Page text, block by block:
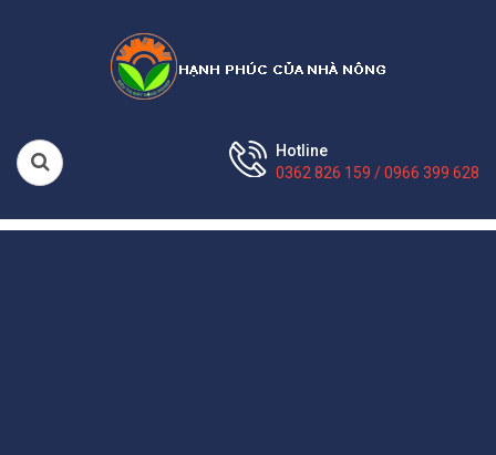
Hotline
0362 826 159 / 0966 399 628